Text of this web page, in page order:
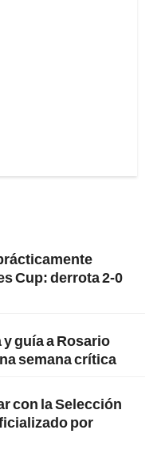
Cup: derrota 2-0
guía a Rosario
semana crítica
con la Selección
por